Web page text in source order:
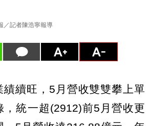
／記者陳浩寧報導
績續旺，5月營收雙雙攀上單
，統一超(2912)前5月營收更